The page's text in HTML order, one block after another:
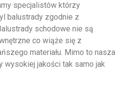
specjalistów którzy
balustrady zgodnie z
schodowe nie są
co wiąże się z
materiału. Mimo to nasza
wysokiej jakości tak samo jak